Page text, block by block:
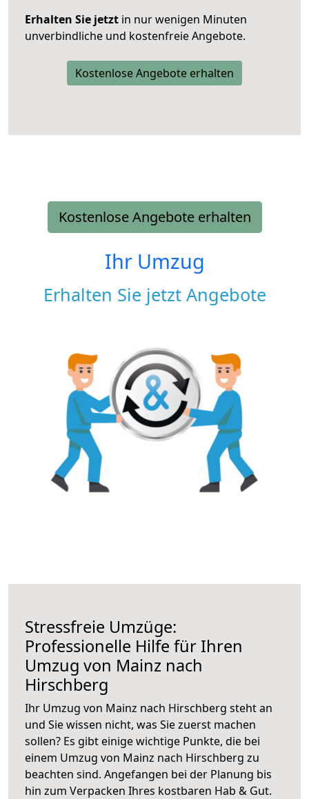
Erhalten Sie jetzt in nur wenigen Minuten
unverbindliche und kostenfreie Angebote.
Kostenlose Angebote erhalten
Kostenlose Angebote erhalten
Ihr Umzug
Erhalten Sie jetzt Angebote
Stressfreie Umzüge:
Professionelle Hilfe für Ihren
Umzug von Mainz nach
Hirschberg
Ihr Umzug von Mainz nach Hirschberg steht an
und Sie wissen nicht, was Sie zuerst machen
sollen? Es gibt einige wichtige Punkte, die bei
einem Umzug von Mainz nach Hirschberg zu
beachten sind. Angefangen bei der Planung bis
hin zum Verpacken Ihres kostbaren Hab & Gut.